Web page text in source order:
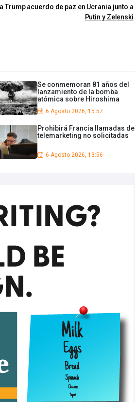
Trump acuerdo de paz en Ucrania junto a
Putin y Zelenski
Se conmemoran 81 años del
lanzamiento de la bomba
atómica sobre Hiroshima
6 Agosto 2026, 15:57
Prohibirá Francia llamadas de
telemarketing no solicitadas
6 Agosto 2026, 13:56